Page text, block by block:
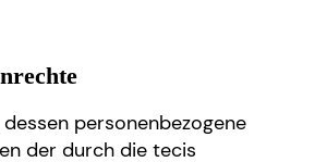
personenbezogene
der durch die tecis